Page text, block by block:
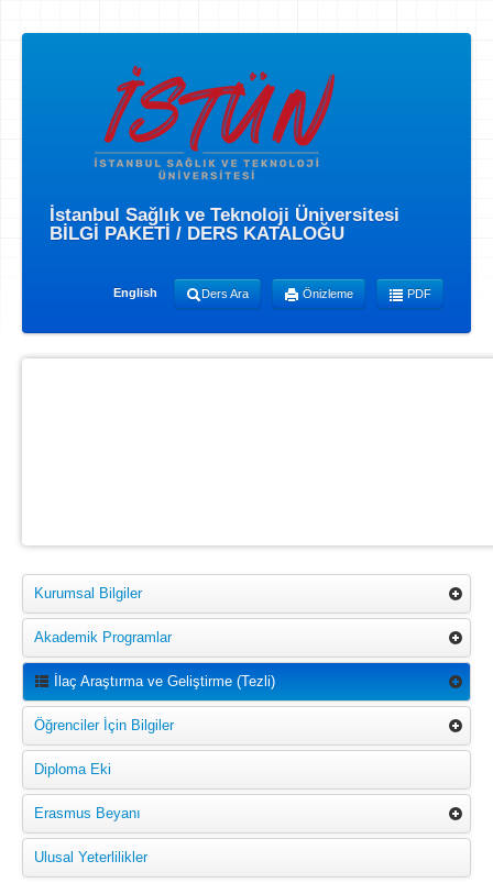
İstanbul Sağlık ve Teknoloji Üniversitesi
BİLGİ PAKETİ / DERS KATALOĞU
English Ders Ara Önizleme PDF
Kurumsal Bilgiler
Akademik Programlar
İlaç Araştırma ve Geliştirme (Tezli)
Öğrenciler İçin Bilgiler
Diploma Eki
Erasmus Beyanı
Ulusal Yeterlilikler